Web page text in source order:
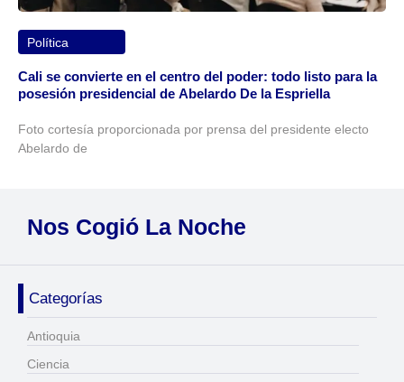
Política
Cali se convierte en el centro del poder: todo listo para la
posesión presidencial de Abelardo De la Espriella
Foto cortesía proporcionada por prensa del presidente electo
Abelardo de
Nos Cogió La Noche
Categorías
Antioquia
Ciencia